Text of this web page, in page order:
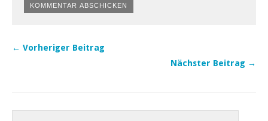
← Vorheriger Beitrag
Nächster Beitrag →